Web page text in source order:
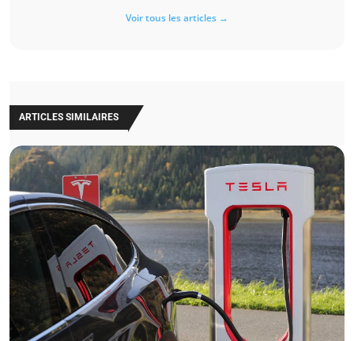
Voir tous les articles →
ARTICLES SIMILAIRES